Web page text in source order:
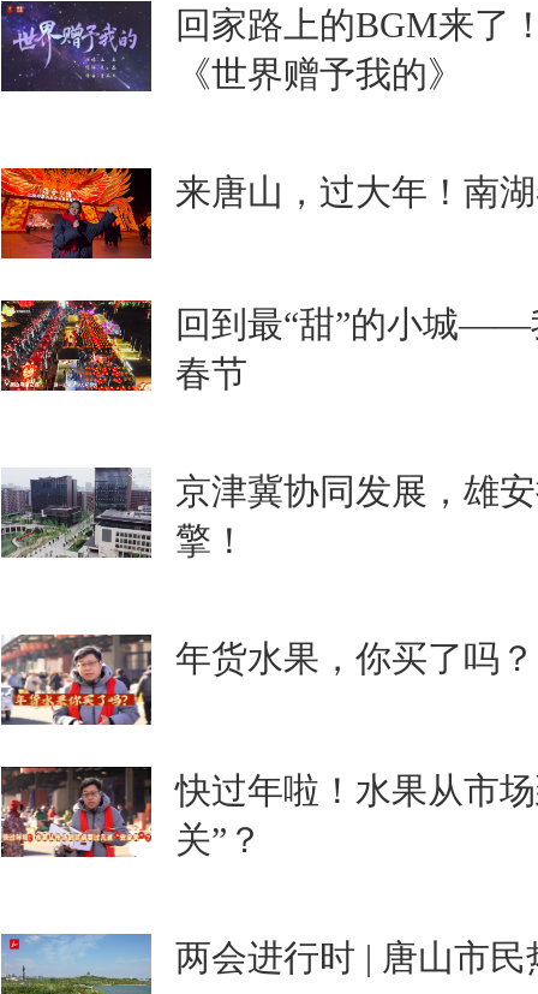
回家路上的BGM来了
《世界赠予我的》
来唐山，过大年！南
回到最“甜”的小城——
春节
京津冀协同发展，雄
擎！
年货水果，你买了吗？
快过年啦！水果从市
关”？
两会进行时 | 唐山市